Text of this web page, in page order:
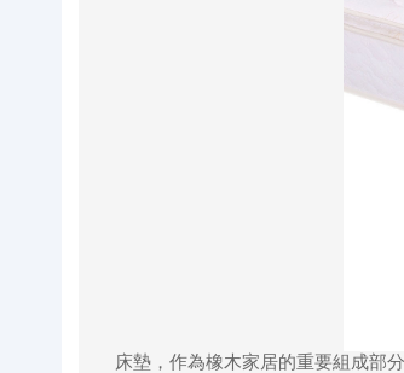
床墊，作為橡木家居的重要組成部